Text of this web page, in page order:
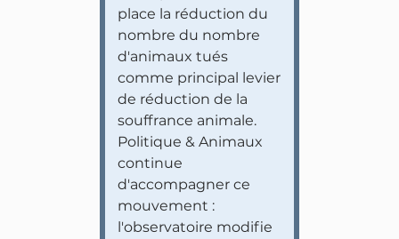
place la réduction du
nombre du nombre
d'animaux tués
comme principal levier
de réduction de la
souffrance animale.
Politique & Animaux
continue
d'accompagner ce
mouvement :
l'observatoire modifie